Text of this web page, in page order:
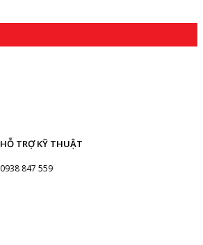
HỖ TRỢ KỸ THUẬT
0938 847 559